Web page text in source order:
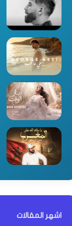
اشهر المقالات